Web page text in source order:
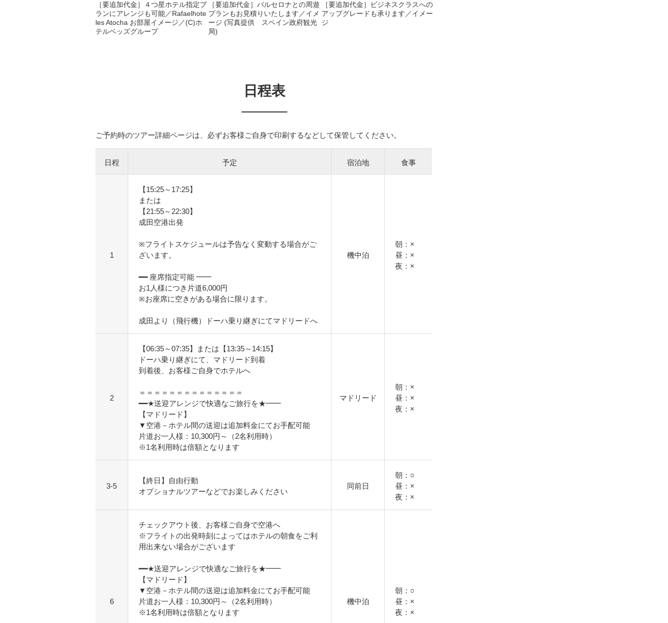
［要追加代金］４つ星ホテル指定プ
ランにアレンジも可能／Rafaelhote
les Atocha お部屋イメージ／(C)ホ
テルベッズグループ
［要追加代金］バルセロナとの周遊
プランもお見積りいたします／イメ
ージ (写真提供 スペイン政府観光
局)
［要追加代金］ビジネスクラスへの
アップグレードも承ります／イメー
ジ
日程表
ご予約時のツアー詳細ページは、必ずお客様ご自身で印刷するなどして保管してください。
日程 予定 宿泊地 食事
1
【15:25～17:25】
または
【21:55～22:30】
成田空港出発
※フライトスケジュールは予告なく変動する場合がご
ざいます。
━━ 座席指定可能 ━━
お1人様につき片道6,000円
※お座席に空きがある場合に限ります。
成田より（飛行機）ドーハ乗り継ぎにてマドリードへ
機中泊
朝：×
昼：×
夜：×
2
【06:35～07:35】または【13:35～14:15】
ドーハ乗り継ぎにて、マドリード到着
到着後、お客様ご自身でホテルへ
＝＝＝＝＝＝＝＝＝＝＝＝＝＝
━━★送迎アレンジで快適なご旅行を★━━
【マドリード】
▼空港－ホテル間の送迎は追加料金にてお手配可能
片道お一人様：10,300円～（2名利用時）
※1名利用時は倍額となります
マドリード
朝：×
昼：×
夜：×
3-5
【終日】自由行動
オプショナルツアーなどでお楽しみください
同前日
朝：○
昼：×
夜：×
6
チェックアウト後、お客様ご自身で空港へ
※フライトの出発時刻によってはホテルの朝食をご利
用出来ない場合がございます
━━★送迎アレンジで快適なご旅行を★━━
【マドリード】
▼空港－ホテル間の送迎は追加料金にてお手配可能
片道お一人様：10,300円～（2名利用時）
※1名利用時は倍額となります
機中泊
朝：○
昼：×
夜：×